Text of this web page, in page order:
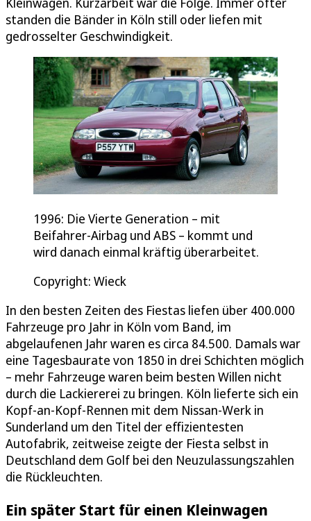
standen die Bänder in Köln still oder liefen mit
gedrosselter Geschwindigkeit.
1996: Die Vierte Generation – mit
Beifahrer-Airbag und ABS – kommt und
wird danach einmal kräftig überarbeitet.
Copyright: Wieck
In den besten Zeiten des Fiestas liefen über 400.000
Fahrzeuge pro Jahr in Köln vom Band, im
abgelaufenen Jahr waren es circa 84.500. Damals war
eine Tagesbaurate von 1850 in drei Schichten möglich
– mehr Fahrzeuge waren beim besten Willen nicht
durch die Lackiererei zu bringen. Köln lieferte sich ein
Kopf-an-Kopf-Rennen mit dem Nissan-Werk in
Sunderland um den Titel der effizientesten
Autofabrik, zeitweise zeigte der Fiesta selbst in
Deutschland dem Golf bei den Neuzulassungszahlen
die Rückleuchten.
Ein später Start für einen Kleinwagen